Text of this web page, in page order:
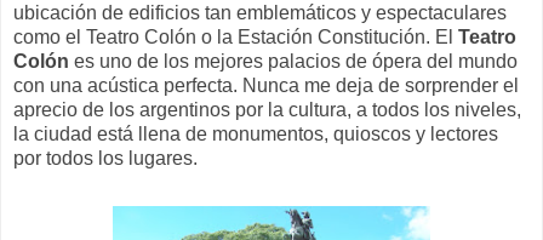
ubicación de edificios tan emblemáticos y espectaculares
como el Teatro Colón o la Estación Constitución. El Teatro
Colón es uno de los mejores palacios de ópera del mundo
con una acústica perfecta. Nunca me deja de sorprender el
aprecio de los argentinos por la cultura, a todos los niveles,
la ciudad está llena de monumentos, quioscos y lectores
por todos los lugares.